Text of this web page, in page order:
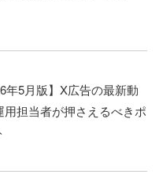
年5月版】X広告の最新動
用担当者が押さえるべきポ